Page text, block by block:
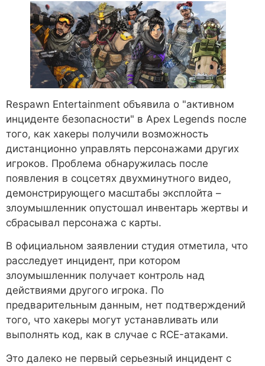
Respawn Entertainment объявила о "активном
инциденте безопасности" в Apex Legends после
того, как хакеры получили возможность
дистанционно управлять персонажами других
игроков. Проблема обнаружилась после
появления в соцсетях двухминутного видео,
демонстрирующего масштабы эксплойта –
злоумышленник опустошал инвентарь жертвы и
сбрасывал персонажа с карты.
В официальном заявлении студия отметила, что
расследует инцидент, при котором
злоумышленник получает контроль над
действиями другого игрока. По
предварительным данным, нет подтверждений
того, что хакеры могут устанавливать или
выполнять код, как в случае с RCE-атаками.
Это далеко не первый серьезный инцидент с